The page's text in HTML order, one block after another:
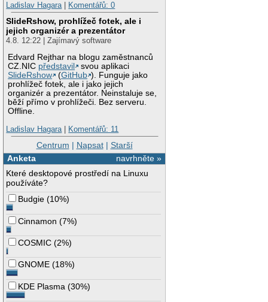
Ladislav Hagara| Komentářů: 0
SlideRshow, prohlížeč fotek, ale i
jejich organizér a prezentátor
4.8. 12:22 | Zajímavý software
Edvard Rejthar na blogu zaměstnanců
CZ.NIC představil
svou aplikaci
SlideRshow
(GitHub ). Funguje jako
prohlížeč fotek, ale i jako jejich
organizér a prezentátor. Neinstaluje se,
běží přímo v prohlížeči. Bez serveru.
Offline.
Ladislav Hagara| Komentářů: 11
Centrum | Napsat| Starší
navrhněte »
Anketa
Které desktopové prostředí na Linuxu
používáte?
Budgie (10%)
Cinnamon (7%)
COSMIC (2%)
GNOME (18%)
KDE Plasma (30%)